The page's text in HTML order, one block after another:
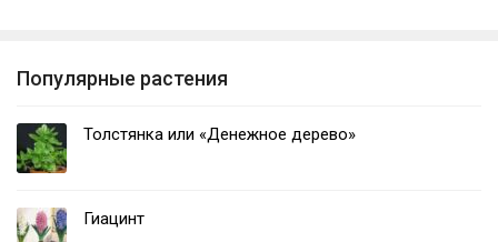
Популярные растения
Толстянка или «Денежное дерево»
Гиацинт